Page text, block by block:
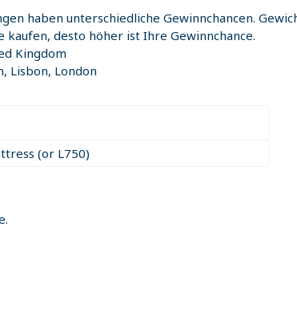
haben unterschiedliche Gewinnchancen.
desto höher ist Ihre Gewinnchance.
Kingdom
Lisbon, London
(or L750)